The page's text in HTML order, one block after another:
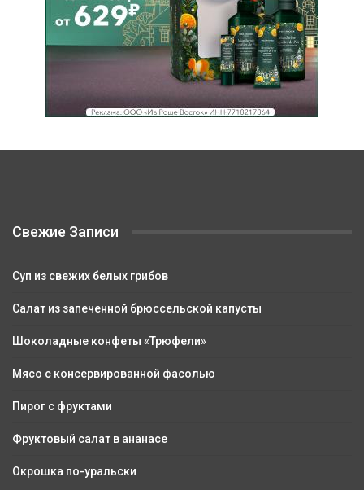
Свежие Записи
Суп из свежих белых грибов
Салат из запеченной брюссельской капусты
Шоколадные конфеты «Трюфели»
Мясо с консервированной фасолью
Пирог с фруктами
Фруктовый салат в ананасе
Окрошка по-уральски